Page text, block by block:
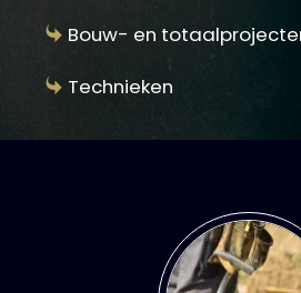
Bouw- en
Technieken